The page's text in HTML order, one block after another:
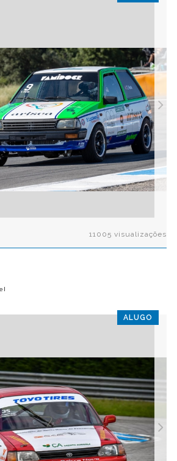
11005 visualizações
ALUGO